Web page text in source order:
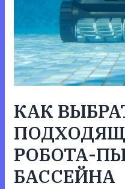
КАК
РОБОТА-
БАССЕЙНА